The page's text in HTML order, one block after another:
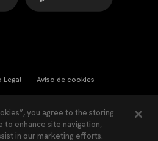
Legal Aviso de cookies
Política de Privacidad
you agree to the storing
enhance site navigation,
in our marketing efforts.